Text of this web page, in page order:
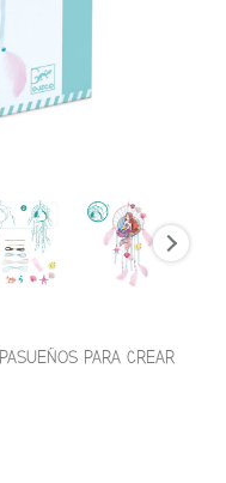
PARA CREAR